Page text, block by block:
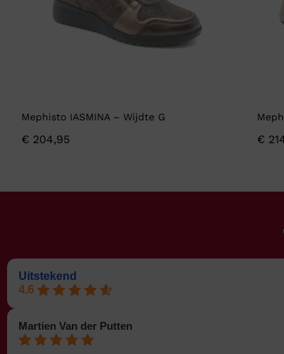
Mephisto IASMINA – Wijdte G
€ 204,95 €
Uitstekend
4.6
Martien Van der Putten